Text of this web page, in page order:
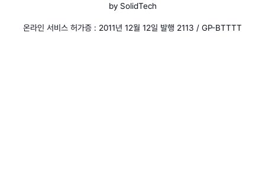
by SolidTech
온라인 서비스 허가증 : 2011년 12월 12일 발행 2113 / GP-BTTTT